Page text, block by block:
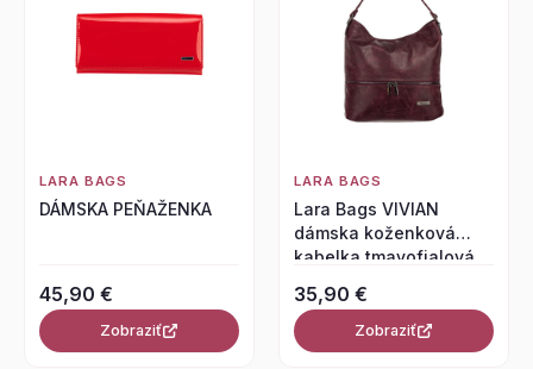
LARA BAGS
DÁMSKA PEŇAŽENKA
45,90 €
Zobraziť
LARA BAGS
Lara Bags VIVIAN
dámska koženková
kabelka tmavofialová
35,90 €
Zobraziť